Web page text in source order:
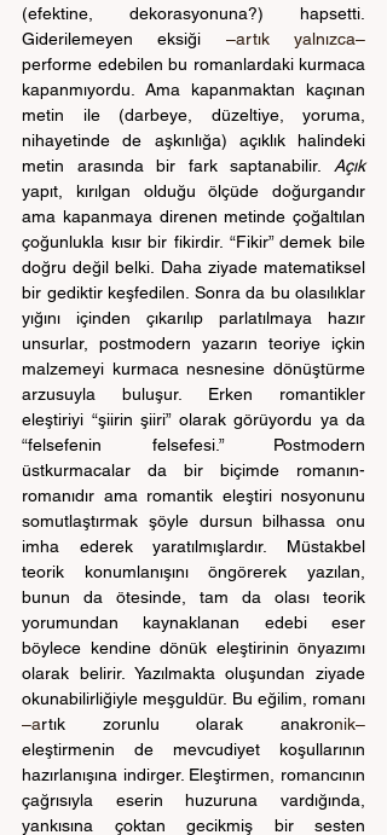
(efektine, dekorasyonuna?) hapsetti.
Giderilemeyen eksiği
performe edebilen bu romanlardaki kurmaca
kapanmıyordu. Ama kapanmaktan kaçınan
metin ile (darbeye, düzeltiye, yoruma,
nihayetinde de aşkınlığa) açıklık halindeki
metin arasında bir fark saptanabilir.
Açık
yapıt, kırılgan olduğu ölçüde doğurgandır
ama kapanmaya direnen metinde çoğaltılan
çoğunlukla kısır bir fikirdir. “Fikir” demek bile
doğru değil belki. Daha ziyade matematiksel
bir gediktir keşfedilen. Sonra da bu olasılıklar
yığını içinden çıkarılıp parlatılmaya hazır
unsurlar, postmodern yazarın teoriye içkin
malzemeyi kurmaca nesnesine dönüştürme
arzusuyla buluşur. Erken romantikler
eleştiriyi “şiirin şiiri” olarak görüyordu ya da
“felsefenin felsefesi.” Postmodern
üstkurmacalar da bir biçimde romanın-
romanıdır ama romantik eleştiri nosyonunu
somutlaştırmak şöyle dursun bilhassa onu
imha ederek yaratılmışlardır. Müstakbel
teorik konumlanışını öngörerek yazılan,
bunun da ötesinde, tam da olası teorik
yorumundan kaynaklanan edebi eser
böylece kendine dönük eleştirinin önyazımı
olarak belirir. Yazılmakta oluşundan ziyade
–artık zorunlu olarak anakro
eleştirmenin de mevcudiyet koşullarının
hazırlanışına indirger. Eleştirmen, romancının
çağrısıyla eserin huzuruna vardığında,
yankısına çoktan gecikmiş bir sesten